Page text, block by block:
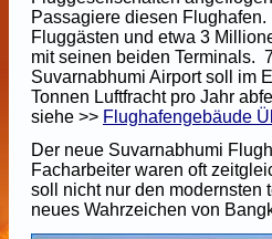
Passagiere diesen
Fluggästen und etwa 3
mit seinen beiden Terminals.
Suvarnabhumi Airport soll im
Tonnen Luftfracht pro Jahr
siehe >> Flughafengebäude
Der neue Suvarnabhumi
Facharbeiter waren oft
soll nicht nur den modernsten
neues Wahrzeichen von